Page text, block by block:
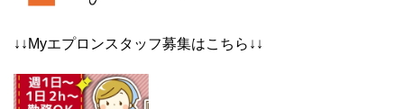
↓↓Myエプロンスタッフ募集はこちら↓↓